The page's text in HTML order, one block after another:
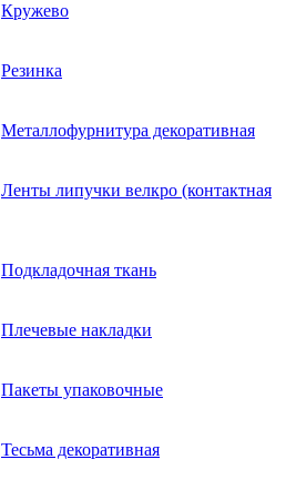
Кружево
Резинка
Металлофурнитура декоративная
Ленты липучки велкро (контактная
Подкладочная ткань
Плечевые накладки
Пакеты упаковочные
Тесьма декоративная